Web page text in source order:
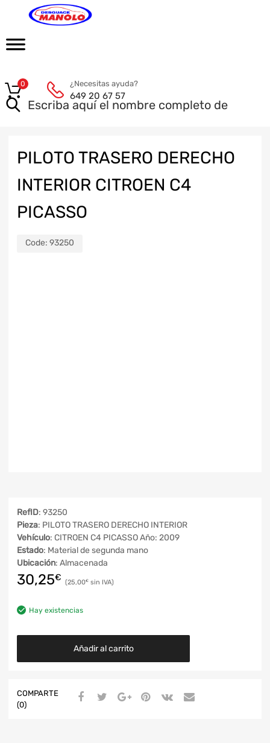
¿Necesitas ayuda?
649 20 67 57
0
PILOTO TRASERO DERECHO
INTERIOR CITROEN C4
PICASSO
Code: 93250
RefID: 93250
Pieza: PILOTO TRASERO DERECHO INTERIOR
Vehículo: CITROEN C4 PICASSO Año: 2009
Estado: Material de segunda mano
Ubicación: Almacenada
30,25€ 25,00€
Hay existencias
Añadir al carrito
COMPARTE
(0)